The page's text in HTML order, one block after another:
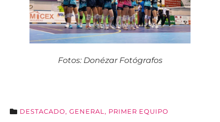
Fotos: Donézar Fotógrafos
DESTACADO, GENERAL , PRIMER EQUIPO